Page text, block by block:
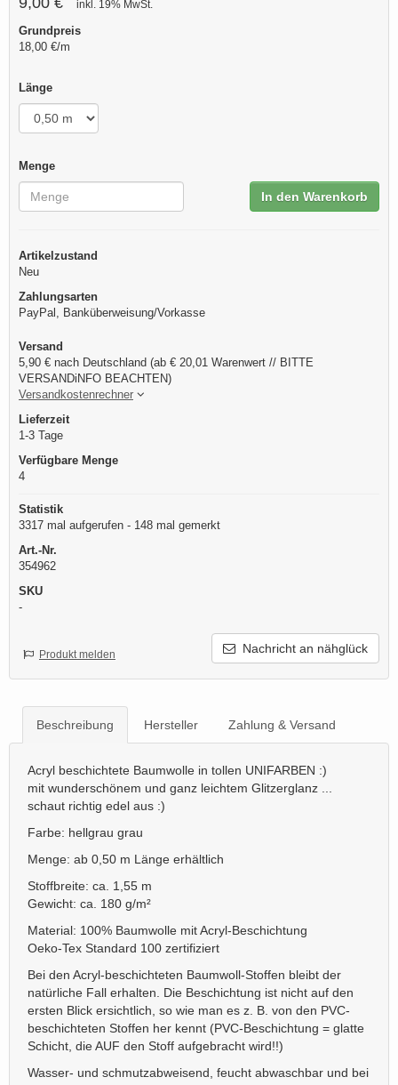
inkl. 19% MwSt.
Grundpreis
18,00 €/m
Länge
Menge
In den Warenkorb
Artikelzustand
Neu
Zahlungsarten
PayPal, Banküberweisung/Vorkasse
Versand
5,90 € nach Deutschland (ab € 20,01 Warenwert // BITTE
VERSANDiNFO BEACHTEN)
Versandkostenrechner
Lieferzeit
1-3 Tage
Verfügbare Menge
4
Statistik
3317 mal aufgerufen - 148 mal gemerkt
Art.-Nr.
354962
SKU
-
Nachricht an nähglück
Produkt melden
Beschreibung Hersteller Zahlung & Versand
Acryl beschichtete Baumwolle in tollen UNIFARBEN :)
mit wunderschönem und ganz leichtem Glitzerglanz ...
schaut richtig edel aus :)
Farbe: hellgrau grau
Menge: ab 0,50 m Länge erhältlich
Stoffbreite: ca. 1,55 m
Gewicht: ca. 180 g/m²
Material: 100% Baumwolle mit Acryl-Beschichtung
Oeko-Tex Standard 100 zertifiziert
Bei den Acryl-beschichteten Baumwoll-Stoffen bleibt der
natürliche Fall erhalten. Die Beschichtung ist nicht auf den
ersten Blick ersichtlich, so wie man es z. B. von den PVC-
beschichteten Stoffen her kennt (PVC-Beschichtung = glatte
Schicht, die AUF den Stoff aufgebracht wird!!)
Wasser- und schmutzabweisend, feucht abwaschbar und bei